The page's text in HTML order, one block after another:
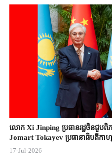
លោក Xi Jinping ប្រធានរដ្ឋចិន​ជួបពិ
Jomart ​Tokayev ​ប្រធានាធិបតី​កាហ្
17-Jul-2026